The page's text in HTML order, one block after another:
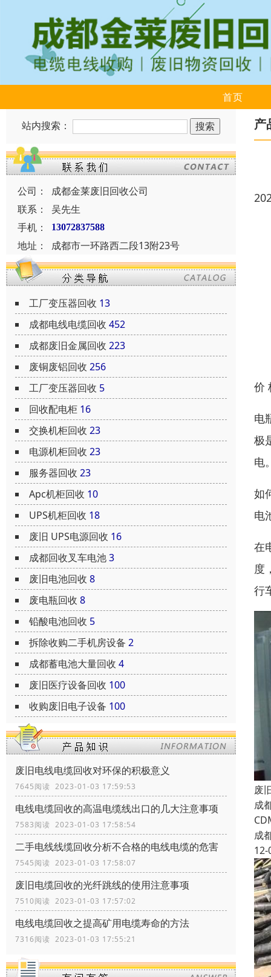
首页
站内搜索：
公司：
成都金莱废旧回收公司
联系：
吴先生
手机：
13072837588
地址： 成都市一环路西二段13附23号
工厂变压器回收 13
成都电线电缆回收 452
成都废旧金属回收 223
废铜废铝回收 256
工厂变压器回收 5
回收配电柜 16
交换机柜回收 23
电源机柜回收 23
服务器回收 23
Apc机柜回收 10
UPS机柜回收 18
废旧 UPS电源回收 16
成都回收叉车电池3
废旧电池回收 8
废电瓶回收 8
铅酸电池回收 5
拆除收购二手机房设备 2
成都蓄电池大量回收 4
废旧医疗设备回收 100
收购废旧电子设备 100
废旧电线电缆回收对环保的积极意义
7645阅读 2023-01-03 17:59:53
电线电缆回收的高温电缆线出口的几大注意事项
7583阅读 2023-01-03 17:58:54
二手电线线缆回收分析不合格的电线电缆的危害
7545阅读 2023-01-03 17:58:07
废旧电缆回收的光纤跳线的使用注意事项
7510阅读 2023-01-03 17:57:02
电线电缆回收之提高矿用电缆寿命的方法
7316阅读 2023-01-03 17:55:21
产
价
电
极
电
如
电
在
度
行
废
成
成
12-